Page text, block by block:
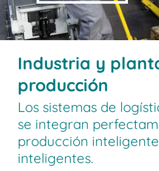
Industria y
producción
Los sistemas de
se integran
producción
inteligentes.